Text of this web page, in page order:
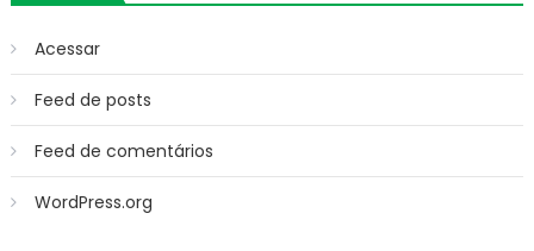
Acessar
Feed de posts
Feed de comentários
WordPress.org